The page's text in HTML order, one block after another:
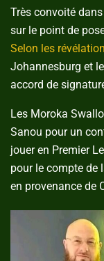
Très convoité
sur le point de
Selon les
Johannesburg et
accord de
Les Moroka
Sanou pour un
jouer en Premier
pour le compte de
en provenance de